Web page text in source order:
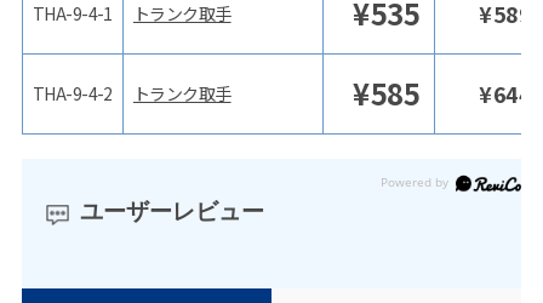
THA-9-4-1
THA-9-4-2
トランク取手 ¥535 ¥589
トランク取手 ¥585 ¥644
ユーザーレビュー